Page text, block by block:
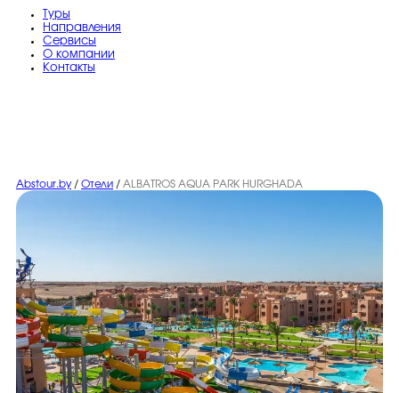
Туры
Направления
Сервисы
O компании
Контакты
Abstour.by / Отели / ALBATROS AQUA PARK HURGHADA